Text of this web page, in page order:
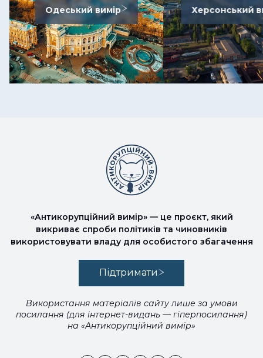
Одеський вимір Херсонський
«Антикорупційний вимір» — це проєкт, який
викриває спроби політиків та чиновників
використовувати владу для особистого збагачення
Підтримати
Використання матеріалів сайту лише за умови
посилання (для інтернет-видань — гіперпосилання)
на «Антикорупційний вимір»